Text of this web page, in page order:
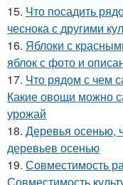
15. Что посадить
чеснока с другими
16. Яблоки с
яблок с фото и
17. Что рядом с чем
Какие овощи можно
урожай
18. Деревья осенью,
деревьев осенью
19. Совместимость